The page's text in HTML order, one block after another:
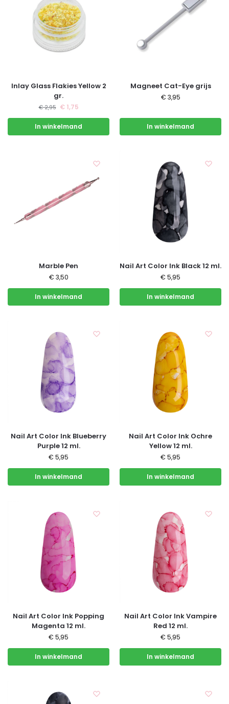
Inlay Glass Flakies Yellow 2
gr.
€2,95 €1,75
In winkelmand
Magneet Cat-Eye grijs
€ 3,95
In winkelmand
Marble Pen
€ 3,50
In winkelmand
Nail Art Color Ink Black 12 ml.
€ 5,95
In winkelmand
Nail Art Color Ink Blueberry
Purple 12 ml.
€ 5,95
In winkelmand
Nail Art Color Ink Ochre
Yellow 12 ml.
€ 5,95
In winkelmand
Nail Art Color Ink Popping
Magenta 12 ml.
€ 5,95
In winkelmand
Nail Art Color Ink Vampire
Red 12 ml.
€ 5,95
In winkelmand